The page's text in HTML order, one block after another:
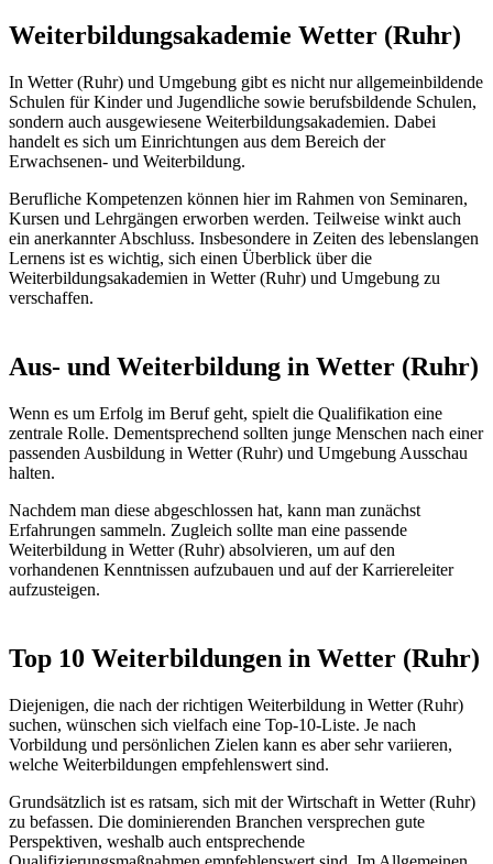
Weiterbildungsakademie Wetter (Ruhr)
In Wetter (Ruhr) und Umgebung gibt es nicht nur allgemeinbildende
Schulen für Kinder und Jugendliche sowie berufsbildende Schulen,
sondern auch ausgewiesene Weiterbildungsakademien. Dabei
handelt es sich um Einrichtungen aus dem Bereich der
Erwachsenen- und Weiterbildung.
Berufliche Kompetenzen können hier im Rahmen von Seminaren,
Kursen und Lehrgängen erworben werden. Teilweise winkt auch
ein anerkannter Abschluss. Insbesondere in Zeiten des lebenslangen
Lernens ist es wichtig, sich einen Überblick über die
Weiterbildungsakademien in Wetter (Ruhr) und Umgebung zu
verschaffen.
Aus- und Weiterbildung in Wetter (Ruhr)
Wenn es um Erfolg im Beruf geht, spielt die Qualifikation eine
zentrale Rolle. Dementsprechend sollten junge Menschen nach einer
passenden Ausbildung in Wetter (Ruhr) und Umgebung Ausschau
halten.
Nachdem man diese abgeschlossen hat, kann man zunächst
Erfahrungen sammeln. Zugleich sollte man eine passende
Weiterbildung in Wetter (Ruhr) absolvieren, um auf den
vorhandenen Kenntnissen aufzubauen und auf der Karriereleiter
aufzusteigen.
Top 10 Weiterbildungen in Wetter (Ruhr)
Diejenigen, die nach der richtigen Weiterbildung in Wetter (Ruhr)
suchen, wünschen sich vielfach eine Top-10-Liste. Je nach
Vorbildung und persönlichen Zielen kann es aber sehr variieren,
welche Weiterbildungen empfehlenswert sind.
Grundsätzlich ist es ratsam, sich mit der Wirtschaft in Wetter (Ruhr)
zu befassen. Die dominierenden Branchen versprechen gute
Perspektiven, weshalb auch entsprechende